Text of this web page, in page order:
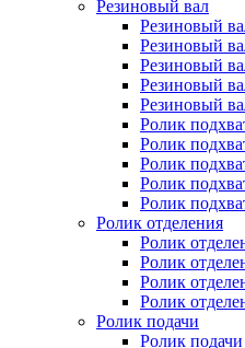
Резиновый вал
Резиновый
Резиновый
Резиновый
Резиновый
Резиновый
Ролик
Ролик
Ролик
Ролик
Ролик
Ролик отделения
Ролик
Ролик
Ролик
Ролик
Ролик подачи
Ролик